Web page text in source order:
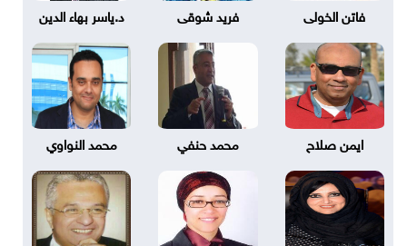
فاتن الخولى فريد شوقى د.ياسر بهاء الدين
ايمن صلاح محمد حنفي محمد النواوي